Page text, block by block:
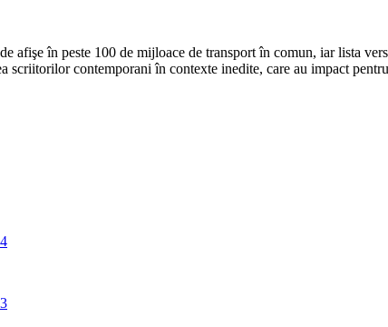
afişe în peste 100 de mijloace de transport în comun, iar lista
scriitorilor contemporani în contexte inedite, care au impact